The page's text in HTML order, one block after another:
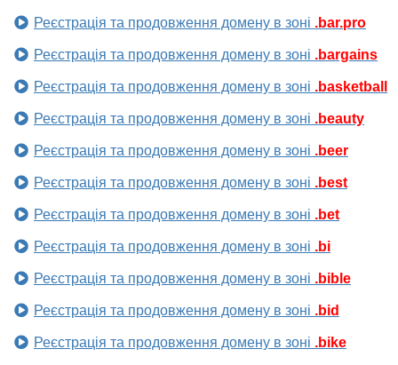
Реєстрація та продовження домену в зоні .bar.pro
Реєстрація та продовження домену в зоні .bargains
Реєстрація та продовження домену в зоні .basketball
Реєстрація та продовження домену в зоні .beauty
Реєстрація та продовження домену в зоні .beer
Реєстрація та продовження домену в зоні .best
Реєстрація та продовження домену в зоні .bet
Реєстрація та продовження домену в зоні .bi
Реєстрація та продовження домену в зоні .bible
Реєстрація та продовження домену в зоні .bid
Реєстрація та продовження домену в зоні .bike